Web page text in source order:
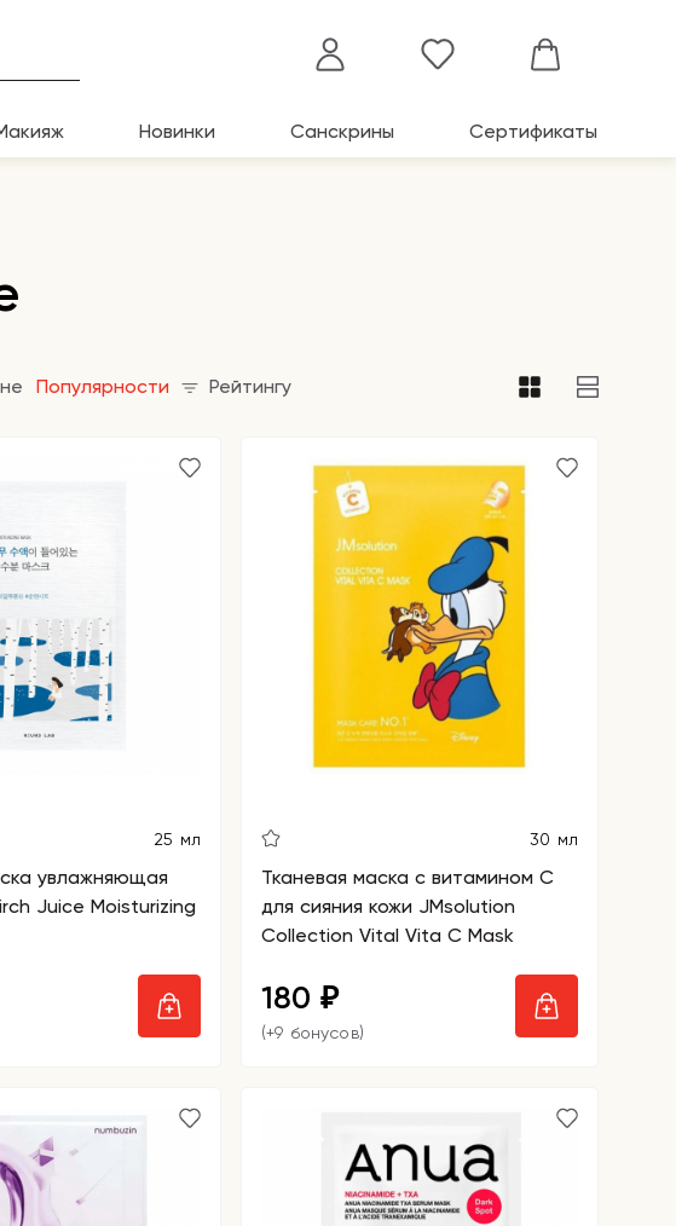
Новинки Санскрины Сертификаты
Популярности Рейтингу
25 мл
увлажняющая
Juice Moisturizing
30 мл
Тканевая маска с витамином С
для сияния кожи JMsolution
Collection Vital Vita C Mask
180 ₽
(+9 бонусов)